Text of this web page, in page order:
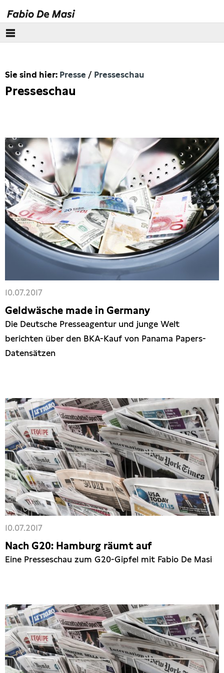
Europäisches Parlament
Pressebilder
Interviews
Artikel
Presseschau
Publikationen
Anfragen (Archivseite)
Sie sind hier: Presse Presseschau
Presseschau
10.07.2017
Geldwäsche made in Germany
Die Deutsche Presseagentur und junge Welt
berichten über den BKA-Kauf von Panama Papers-
Datensätzen
10.07.2017
Nach G20: Hamburg räumt auf
Eine Presseschau zum G20-Gipfel mit Fabio De Masi